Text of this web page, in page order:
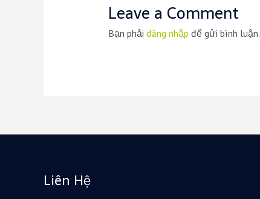
Leave a Comment
Bạn phải đăng nhập để gửi bình luận.
Liên Hệ